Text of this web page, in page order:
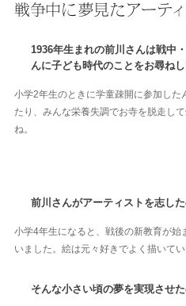
1936年生まれの前川さんは戦中
んに子ども時代のことをお尋ねし
小学2年生のときに学童疎開に参加し
たり、みんな栄養失調でお寺を脱走し
ね。
前川さんがアーティストを志し
小学4年生になると、戦後の新教育が
いました。絵は元々好きでよく描いて
そんな小さい頃の夢を実現させた